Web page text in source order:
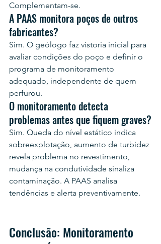
Complementam-se.
A PAAS monitora poços de outros
fabricantes?
Sim. O geólogo faz vistoria inicial para
avaliar condições do poço e definir o
programa de monitoramento
adequado, independente de quem
perfurou.
O monitoramento detecta
problemas antes que fiquem graves?
Sim. Queda do nível estático indica
sobreexplotação, aumento de turbidez
revela problema no revestimento,
mudança na condutividade sinaliza
contaminação. A PAAS analisa
tendências e alerta preventivamente.
Conclusão: Monitoramento